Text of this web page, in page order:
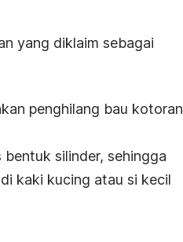
yang diklaim sebagai
penghilang bau kotoran
silinder, sehingga
kaki kucing atau si kecil